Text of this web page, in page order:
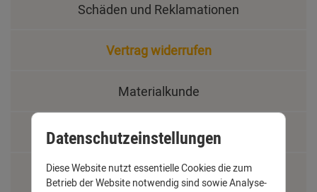
Schäden und Reklamationen
Vertrag widerrufen
Materialkunde
Fachbegriffe
Jobs
Datenschutzeinstellungen
Diese Website nutzt essentielle Cookies die zum
Betrieb der Website notwendig sind sowie Analyse-